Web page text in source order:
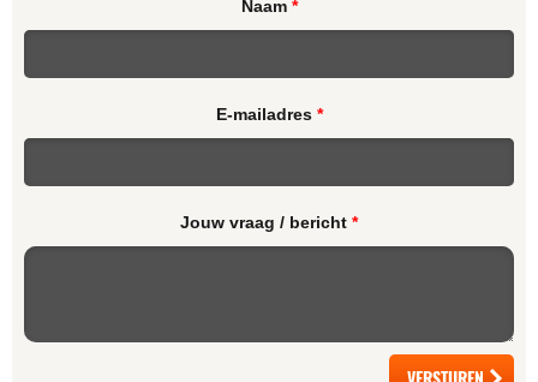
Naam *
E-mailadres *
Jouw vraag / bericht *